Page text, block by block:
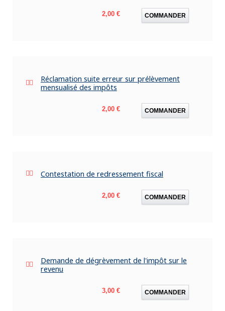
Prix
2,00 € COMMANDER
Réclamation suite erreur sur prélèvement
mensualisé des impôts
Prix
2,00 € COMMANDER
Contestation de redressement fiscal
Prix
2,00 € COMMANDER
Demande de dégrèvement de l'impôt sur le
revenu
Prix
3,00 € COMMANDER